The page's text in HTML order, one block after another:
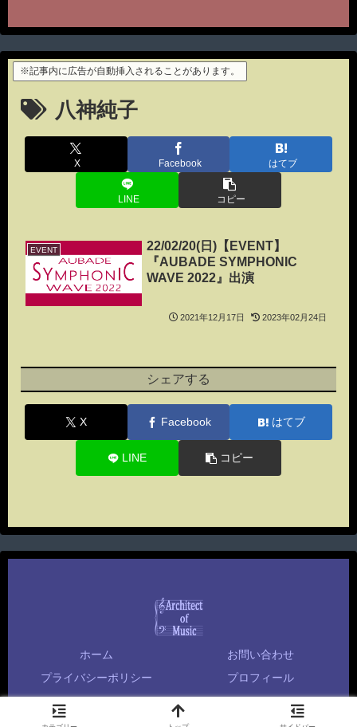
※記事内に広告が自動挿入されることがあります。
八神純子
X Facebook はてブ
LINE コピー
EVENT
22/02/20(日)【EVENT】
『AUBADE SYMPHONIC
WAVE 2022』出演
2021年12月17日 2023年02月24日
シェアする
X Facebook はてブ
LINE コピー
ホーム
お問い合わせ
プライバシーポリシー
プロフィール
Copyright © 1996-2026 Sei KAITANI (SEI) All Rights Reserved.